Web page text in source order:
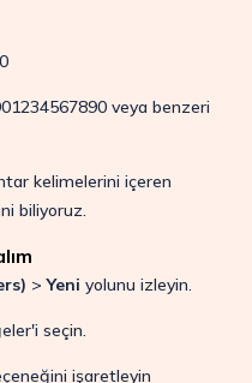
veya benzeri
kelimelerini içeren
biliyoruz.
>Yeni yolunu izleyin.
seçin.
işaretleyin